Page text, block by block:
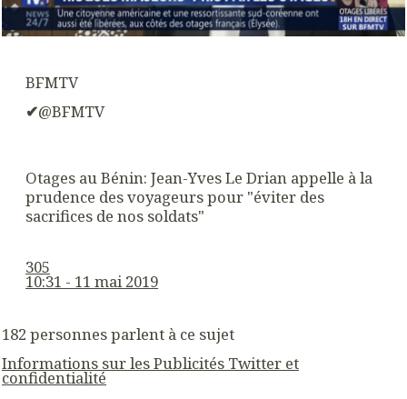
BFMTV
✔@BFMTV
Otages au Bénin: Jean-Yves Le Drian appelle à la
prudence des voyageurs pour "éviter des
sacrifices de nos soldats"
305
10:31 - 11 mai 2019
182 personnes parlent à ce sujet
Informations sur les Publicités Twitter et
confidentialité